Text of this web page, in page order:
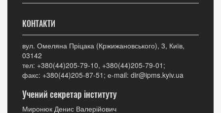
КОНТАКТИ
вул. Омеляна Пріцака (Кржижановського), 3, Київ,
03142
тел: +380(44)205-79-10, +380(44)205-79-01;
факс: +380(44)205-87-51; е-mail: dir@ipms.kyiv.ua
Учений секретар інституту
Миронюк Денис Валерійович